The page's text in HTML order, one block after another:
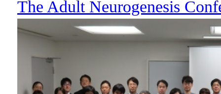
The Adult Neurogenesis